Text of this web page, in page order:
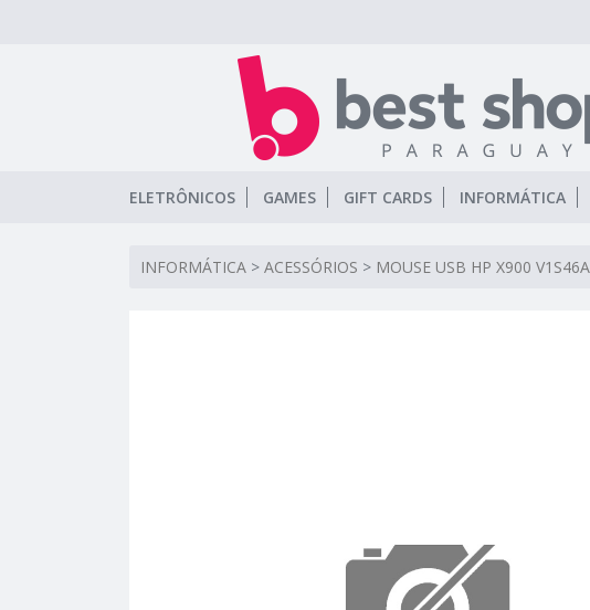
ELETRÔNICOS GAMES GIFT CARDS INFORMÁTICA
INFORMÁTICA > ACESSÓRIOS > MOUSE USB HP X900